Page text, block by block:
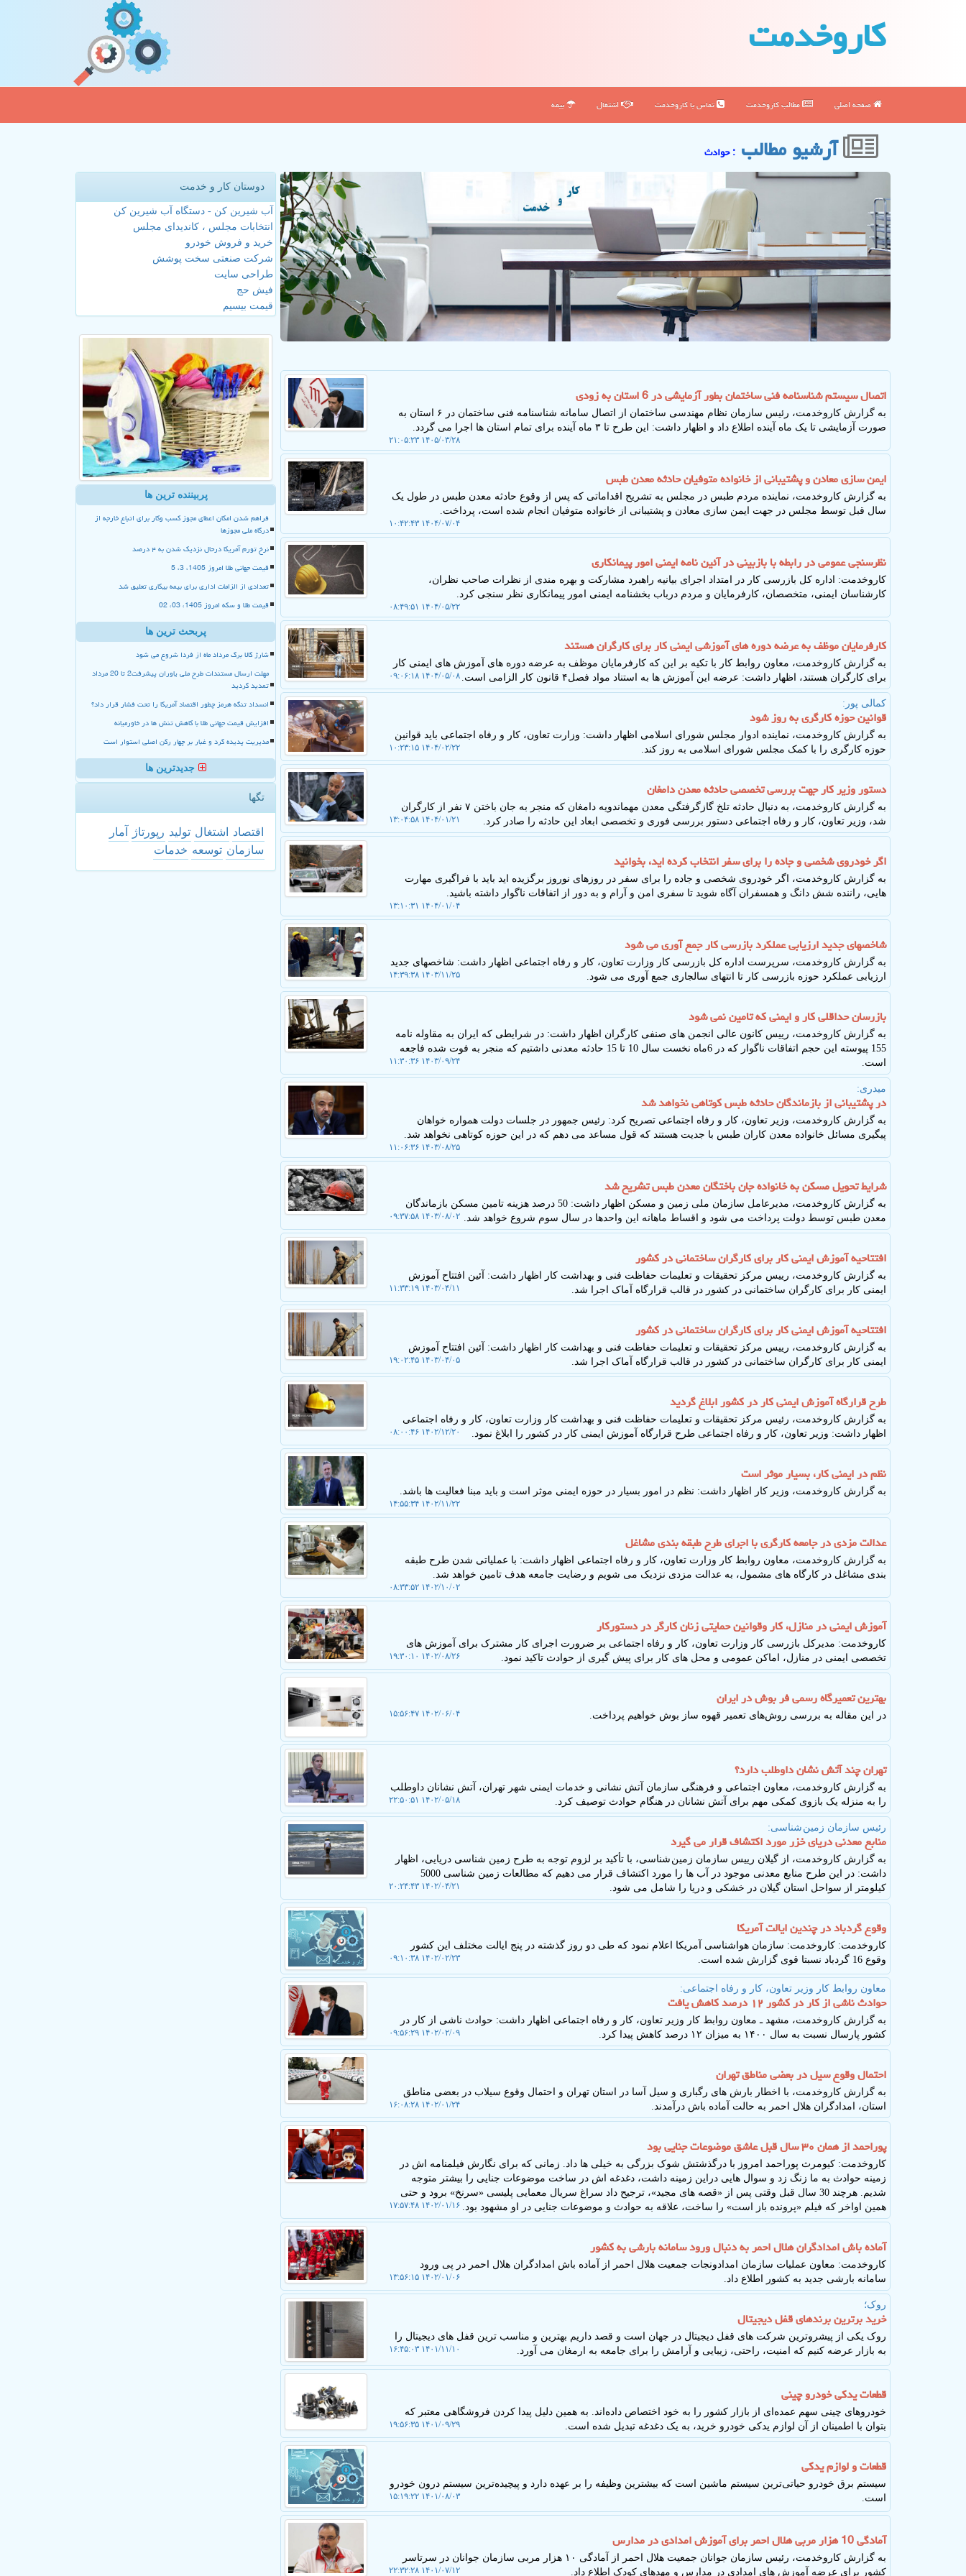
كاروخدمت
صفحه اصلی مطالب كاروخدمت تماس با كاروخدمت اشتغال بیمه
آرشیو مطالب : حوادث
اتصال سیستم شناسنامه فنی ساختمان بطور آزمایشی در 6 استان به زودی
به گزارش کاروخدمت، رئیس سازمان نظام مهندسی ساختمان از اتصال سامانه شناسنامه فنی ساختمان در ۶ استان به
صورت آزمایشی تا یک ماه آینده اطلاع داد و اظهار داشت: این طرح تا ۳ ماه آینده برای تمام استان ها اجرا می گردد.
۱۴۰۵/۰۳/۲۸ ۲۱:۰۵:۲۳
ایمن سازی معادن و پشتیبانی از خانواده متوفیان حادثه معدن طبس
به گزارش کاروخدمت، نماینده مردم طبس در مجلس به تشریح اقداماتی که پس از وقوع حادثه معدن طبس در طول یک
سال قبل توسط مجلس در جهت ایمن سازی معادن و پشتیبانی از خانواده متوفیان انجام شده است، پرداخت.
۱۴۰۴/۰۷/۰۴ ۱۰:۴۲:۴۳
نظرسنجی عمومی در رابطه با بازبینی در آئین نامه ایمنی امور پیمانکاری
کاروخدمت: اداره کل بازرسی کار در امتداد اجرای بیانیه راهبرد مشارکت و بهره مندی از نظرات صاحب نظران،
کارشناسان ایمنی، متخصصان، کارفرمایان و مردم درباب بخشنامه ایمنی امور پیمانکاری نظر سنجی کرد.
۱۴۰۴/۰۵/۲۲ ۰۸:۴۹:۵۱
کارفرمایان موظف به عرضه دوره های آموزشی ایمنی کار برای کارگران هستند
به گزارش کاروخدمت، معاون روابط کار با تکیه بر این که کارفرمایان موظف به عرضه دوره های آموزش های ایمنی کار
برای کارگران هستند، اظهار داشت: عرضه این آموزش ها به استناد مواد فصل۴ قانون کار الزامی است.
۱۴۰۴/۰۵/۰۸ ۰۹:۰۶:۱۸
کمالی پور:
قوانین حوزه کارگری به روز شود
به گزارش کاروخدمت، نماینده ادوار مجلس شورای اسلامی اظهار داشت: وزارت تعاون، کار و رفاه اجتماعی باید قوانین
حوزه کارگری را با کمک مجلس شورای اسلامی به روز کند.
۱۴۰۴/۰۲/۲۲ ۱۰:۲۳:۱۵
دستور وزیر کار جهت بررسی تخصصی حادثه معدن دامغان
به گزارش کاروخدمت، به دنبال حادثه تلخ گازگرفتگی معدن مهماندویه دامغان که منجر به جان باختن ۷ نفر از کارگران
شد، وزیر تعاون، کار و رفاه اجتماعی دستور بررسی فوری و تخصصی ابعاد این حادثه را صادر کرد.
۱۴۰۴/۰۱/۲۱ ۱۳:۰۴:۵۸
اگر خودروی شخصی و جاده را برای سفر انتخاب کرده اید، بخوانید
به گزارش کاروخدمت، اگر خودروی شخصی و جاده را برای سفر در روزهای نوروز برگزیده اید باید با فراگیری مهارت
هایی، راننده شش دانگ و همسفران آگاه شوید تا سفری امن و آرام و به دور از اتفاقات ناگوار داشته باشید.
۱۴۰۴/۰۱/۰۴ ۱۳:۱۰:۳۱
شاخصهای جدید ارزیابی عملکرد بازرسی کار جمع آوری می شود
به گزارش کاروخدمت، سرپرست اداره کل بازرسی کار وزارت تعاون، کار و رفاه اجتماعی اظهار داشت: شاخصهای جدید
ارزیابی عملکرد حوزه بازرسی کار تا انتهای سالجاری جمع آوری می شود.
۱۴۰۳/۱۱/۲۵ ۱۴:۳۹:۳۸
بازرسان حداقلی کار و ایمنی که تامین نمی شود
به گزارش کاروخدمت، رییس کانون عالی انجمن های صنفی کارگران اظهار داشت: در شرایطی که ایران به مقاوله نامه
155 پیوسته این حجم اتفاقات ناگوار که در 6ماه نخست سال 10 تا 15 حادثه معدنی داشتیم که منجر به فوت شده فاجعه
است.
۱۴۰۳/۰۹/۲۴ ۱۱:۳۰:۳۶
میدری:
در پشتیبانی از بازماندگان حادثه طبس کوتاهی نخواهد شد
به گزارش کاروخدمت، وزیر تعاون، کار و رفاه اجتماعی تصریح کرد: رئیس جمهور در جلسات دولت همواره خواهان
پیگیری مسائل خانواده معدن کاران طبس با جدیت هستند که قول مساعد می دهم که در این حوزه کوتاهی نخواهد شد.
۱۴۰۳/۰۸/۲۵ ۱۱:۰۶:۳۶
شرایط تحویل مسکن به خانواده جان باختگان معدن طبس تشریح شد
به گزارش کاروخدمت، مدیرعامل سازمان ملی زمین و مسکن اظهار داشت: 50 درصد هزینه تامین مسکن بازماندگان
معدن طبس توسط دولت پرداخت می شود و اقساط ماهانه این واحدها در سال سوم شروع خواهد شد.
۱۴۰۳/۰۸/۰۲ ۰۹:۳۷:۵۸
افتتاحیه آموزش ایمنی کار برای کارگران ساختمانی در کشور
به گزارش کاروخدمت، رییس مرکز تحقیقات و تعلیمات حفاظت فنی و بهداشت کار اظهار داشت: آئین افتتاح آموزش
ایمنی کار برای کارگران ساختمانی در کشور در قالب قرارگاه آماک اجرا شد.
۱۴۰۳/۰۴/۱۱ ۱۱:۳۳:۱۹
افتتاحیه آموزش ایمنی کار برای کارگران ساختمانی در کشور
به گزارش کاروخدمت، رییس مرکز تحقیقات و تعلیمات حفاظت فنی و بهداشت کار اظهار داشت: آئین افتتاح آموزش
ایمنی کار برای کارگران ساختمانی در کشور در قالب قرارگاه آماک اجرا شد.
۱۴۰۳/۰۴/۰۵ ۱۹:۰۲:۴۵
طرح قرارگاه آموزش ایمنی کار در کشور ابلاغ گردید
به گزارش کاروخدمت، رئیس مرکز تحقیقات و تعلیمات حفاظت فنی و بهداشت کار وزارت تعاون، کار و رفاه اجتماعی
اظهار داشت: وزیر تعاون، کار و رفاه اجتماعی طرح قرارگاه آموزش ایمنی کار در کشور را ابلاغ نمود.
۱۴۰۲/۱۲/۲۰ ۰۸:۰۰:۴۶
نظم در ایمنی کار، بسیار موثر است
به گزارش کاروخدمت، وزیر کار اظهار داشت: نظم در امور بسیار در حوزه ایمنی موثر است و باید مبنا فعالیت ها باشد.
۱۴۰۲/۱۱/۲۲ ۱۴:۵۵:۳۴
عدالت مزدی در جامعه کارگری با اجرای طرح طبقه بندی مشاغل
به گزارش کاروخدمت، معاون روابط کار وزارت تعاون، کار و رفاه اجتماعی اظهار داشت: با عملیاتی شدن طرح طبقه
بندی مشاغل در کارگاه های مشمول، به عدالت مزدی نزدیک می شویم و رضایت جامعه هدف تامین خواهد شد.
۱۴۰۲/۱۰/۰۲ ۰۸:۳۳:۵۲
آموزش ایمنی در منازل، کار وقوانین حمایتی زنان کارگر در دستورکار
کاروخدمت: مدیرکل بازرسی کار وزارت تعاون، کار و رفاه اجتماعی بر ضرورت اجرای کار مشترک برای آموزش های
تخصصی ایمنی در منازل، اماکن عمومی و محل های کار برای پیش گیری از حوادث تاکید نمود.
۱۴۰۲/۰۸/۲۶ ۱۹:۳۰:۱۰
بهترین تعمیرگاه رسمی فر بوش در ایران
در این مقاله به بررسی روش‌های تعمیر قهوه ساز بوش خواهیم پرداخت. ۱۴۰۲/۰۶/۰۴ ۱۵:۵۶:۴۷
تهران چند آتش نشان داوطلب دارد؟
به گزارش کاروخدمت، معاون اجتماعی و فرهنگی سازمان آتش نشانی و خدمات ایمنی شهر تهران، آتش نشانان داوطلب
را به منزله یک بازوی کمکی مهم برای آتش نشانان در هنگام حوادث توصیف کرد.
۱۴۰۲/۰۵/۱۸ ۲۲:۵۰:۵۱
رئیس سازمان زمین شناسی:
منابع معدنی دریای خزر مورد اکتشاف قرار می گیرد
به گزارش کاروخدمت، از گیلان رییس سازمان زمین شناسی، با تأکید بر لزوم توجه به طرح زمین شناسی دریایی، اظهار
داشت: در این طرح منابع معدنی موجود در آب ها را مورد اکتشاف قرار می دهیم که مطالعات زمین شناسی 5000
کیلومتر از سواحل استان گیلان در خشکی و دریا را شامل می شود.
۱۴۰۲/۰۴/۲۱ ۲۰:۲۴:۴۳
وقوع گردباد در چندین ایالت آمریکا
کاروخدمت: کاروخدمت: سازمان هواشناسی آمریکا اعلام نمود که طی دو روز گذشته در پنج ایالت مختلف این کشور
وقوع 16 گردباد نسبتا قوی گزارش شده است.
۱۴۰۲/۰۲/۲۳ ۰۹:۱۰:۳۸
معاون روابط كار وزیر تعاون، كار و رفاه اجتماعی:
حوادث ناشی از کار در کشور ۱۲ درصد کاهش یافت
به گزارش کاروخدمت، مشهد ـ معاون روابط کار وزیر تعاون، کار و رفاه اجتماعی اظهار داشت: حوادث ناشی از کار در
کشور پارسال نسبت به سال ۱۴۰۰ به میزان ۱۲ درصد کاهش پیدا کرد.
۱۴۰۲/۰۲/۰۹ ۰۹:۵۶:۲۹
احتمال وقوع سیل در بعضی مناطق تهران
به گزارش کاروخدمت، با اخطار بارش های رگباری و سیل آسا در استان تهران و احتمال وقوع سیلاب در بعضی مناطق
استان، امدادگران هلال احمر به حالت آماده باش درآمدند.
۱۴۰۲/۰۱/۲۴ ۱۶:۰۸:۲۸
پوراحمد از همان ۳۰ سال قبل عاشق موضوعات جنایی بود
کاروخدمت: کیومرث پوراحمد امروز با درگذشتش شوک بزرگی به خیلی ها داد. زمانی که برای نگارش فیلمنامه اش در
زمینه حوادث به ما زنگ زد و سوال هایی دراین زمینه داشت، دغدغه اش در ساخت موضوعات جنایی را بیشتر متوجه
شدیم. هرچند 30 سال قبل وقتی پس از «قصه های مجید»، ترجیح داد سراغ سریال معمایی پلیسی «سرنخ» برود و حتی
همین اواخر که فیلم «پرونده باز است» را ساخت، علاقه به حوادث و موضوعات جنایی در او مشهود بود. ۱۴۰۲/۰۱/۱۶ ۱۷:۵۷:۴۸
آماده باش امدادگران هلال احمر به دنبال ورود سامانه بارشی به کشور
کاروخدمت: معاون عملیات سازمان امدادونجات جمعیت هلال احمر از آماده باش امدادگران هلال احمر در پی ورود
سامانه بارشی جدید به کشور اطلاع داد.
۱۴۰۲/۰۱/۰۶ ۱۳:۵۶:۱۵
روک؛
خرید برترین برندهای قفل دیجیتال
روک یکی از پیشروترین شرکت های قفل دیجیتال در جهان است و قصد داریم بهترین و مناسب ترین قفل های دیجیتال را
به بازار عرضه کنیم که امنیت، راحتی، زیبایی و آرامش را برای جامعه به ارمغان می آورد.
۱۴۰۱/۱۱/۱۰ ۱۶:۴۵:۰۳
قطعات یدکی خودرو چینی
خودروهای چینی سهم عمده‌ای از بازار کشور را به خود اختصاص داده‌اند. به همین دلیل پیدا کردن فروشگاهی معتبر که
بتوان با اطمینان از آن لوازم یدکی خودرو خرید، به یک دغدغه تبدیل شده است.
۱۴۰۱/۰۹/۲۹ ۱۹:۵۶:۳۵
قطعات و لوازم یدکی
سیستم برق خودرو حیاتی‌ترین سیستم ماشین است که بیشترین وظیفه را بر عهده دارد و پیچیده‌ترین سیستم درون خودرو
است.
۱۴۰۱/۰۸/۰۳ ۱۵:۱۹:۲۲
آمادگی 10 هزار مربی هلال احمر برای آموزش امدادی در مدارس
به گزارش کاروخدمت، رئیس سازمان جوانان جمعیت هلال احمر از آمادگی ۱۰ هزار مربی سازمان جوانان در سرتاسر
کشور برای عرضه آموزش های امدادی در مدارس و مهدهای کودک اطلاع داد.
۱۴۰۱/۰۷/۱۲ ۲۲:۳۲:۲۸
دوستان کار و خدمت
آب شیرین کن - دستگاه آب شیرین کن
انتخابات مجلس ، کاندیدای مجلس
خرید و فروش خودرو
شرکت صنعتی سخت پوشش
طراحی سایت
فیش حج
قیمت بیسیم
پربیننده ترین ها
فراهم شدن امکان اعطای مجوز کسب وکار برای اتباع خارجه از
درگاه ملی مجوزها
نرخ تورم آمریکا درحال نزدیک شدن به ۴ درصد
قیمت جهانی طلا امروز 1405، 3، 5
تعدادی از الزامات اداری برای بیمه بیکاری تعلیق شد
قیمت طلا و سکه امروز 1405، 03، 02
پربحث ترین ها
شارژ کالا برگ مرداد ماه از فردا شروع می شود
مهلت ارسال مستندات طرح ملی یاوران پیشرفت2 تا 20 مرداد
تمدید گردید
انسداد تنگه هرمز چطور اقتصاد آمریکا را تحت فشار قرار داد؟
افزایش قیمت جهانی طلا با کاهش تنش ها در خاورمیانه
مدیریت پدیده گرد و غبار بر چهار رکن اصلی استوار است
جدیدترین ها
تگها
اقتصاد اشتغال تولید رپورتاژ
آمار
سازمان توسعه خدمات